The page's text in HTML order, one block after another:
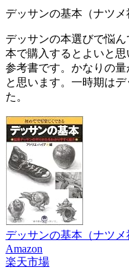
デッサンの基本（ナツメ
デッサンの本選びで悩
本で購入するとよいと
参考書です。かなりの
と思います。一時期は
た。
デッサンの基本（ナツメ
Amazon
楽天市場